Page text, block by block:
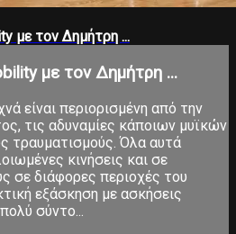
με τον Δημήτρη ...
με τον Δημήτρη ...
είναι περιορισμένη από την
τις αδυναμίες κάποιων μυϊκών
τραυματισμούς. Όλα αυτά
κινήσεις και σε
σε διάφορες περιοχές του
εξάσκηση με ασκήσεις
σύντο...